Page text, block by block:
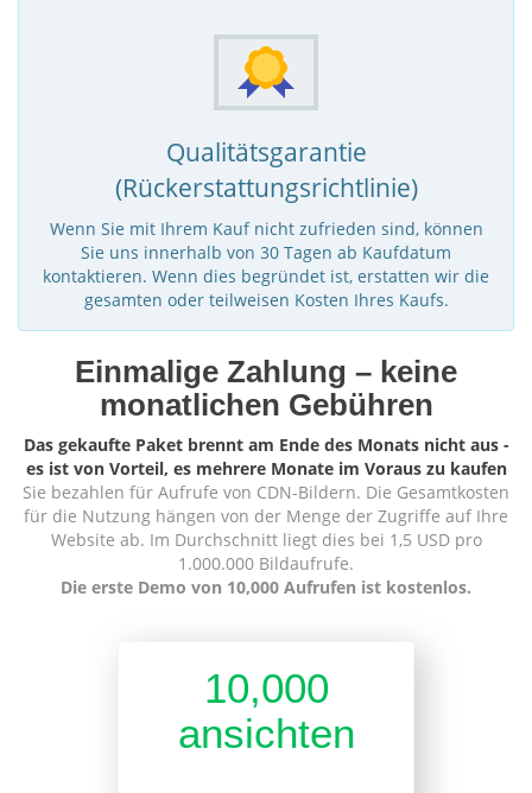
Qualitätsgarantie
(Rückerstattungsrichtlinie)
Wenn Sie mit Ihrem Kauf nicht zufrieden sind, können
Sie uns innerhalb von 30 Tagen ab Kaufdatum
kontaktieren. Wenn dies begründet ist, erstatten wir die
gesamten oder teilweisen Kosten Ihres Kaufs.
Einmalige Zahlung – keine
monatlichen Gebühren
Das gekaufte Paket brennt am Ende des Monats nicht aus -
es ist von Vorteil, es mehrere Monate im Voraus zu kaufen
Sie bezahlen für Aufrufe von CDN-Bildern. Die Gesamtkosten
für die Nutzung hängen von der Menge der Zugriffe auf Ihre
Website ab. Im Durchschnitt liegt dies bei 1,5 USD pro
1.000.000 Bildaufrufe.
Die erste Demo von 10,000 Aufrufen ist kostenlos.
10,000
ansichten